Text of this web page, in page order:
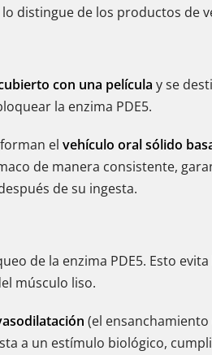
distingue de los productos de
con una película y se
la enzima PDE5.
el vehículo oral sólido
de manera consistente,
de su ingesta.
de la enzima PDE5. Esto evita
músculo liso.
(el ensanchamiento
a un estímulo biológico,